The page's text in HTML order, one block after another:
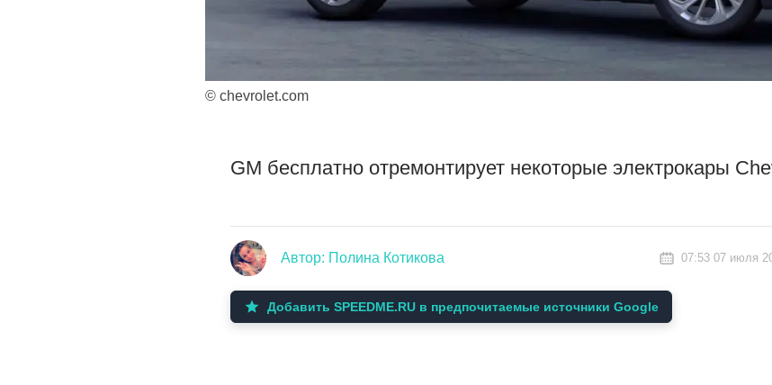
© chevrolet.com
GM бесплатно отремонтирует некоторые электрокары
Автор: Полина Котикова 07:53 07 июля
Добавить SPEEDME.RU в предпочитаемые источники Google